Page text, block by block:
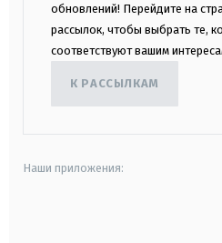
обновлений! Перейдите на
рассылок, чтобы выбрать те,
соответствуют вашим
К РАССЫЛКАМ
Наши приложения: